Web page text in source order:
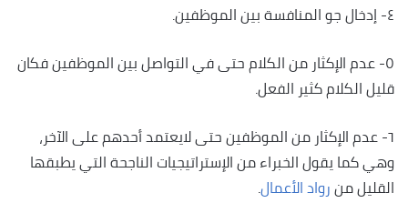
٤- إدخال جو المنافسة بين الموظفين.
٥- عدم الإكثار من الكلام حتى في التواصل بين الموظفين فكان
قليل الكلام كثير الفعل.
٦- عدم الإكثار من الموظفين حتى لايعتمد أحدهم على الآخر،
وهي كما يقول الخبراء من الإستراتيجيات الناجحة التي يطبقها
القليل منرواد الأعمال.